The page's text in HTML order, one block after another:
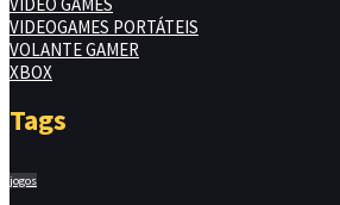
VIDEOGAMES PORTÁTEIS
VOLANTE GAMER
XBOX
Tags
jogos